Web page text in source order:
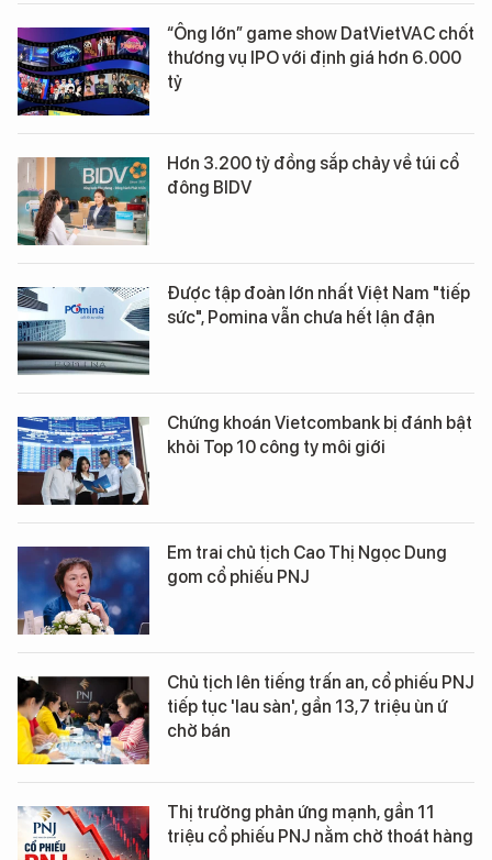
“Ông lớn” game show DatVietVAC chốt
thương vụ IPO với định giá hơn 6.000
tỷ
Hơn 3.200 tỷ đồng sắp chảy về túi cổ
đông BIDV
Được tập đoàn lớn nhất Việt Nam "tiếp
sức", Pomina vẫn chưa hết lận đận
Chứng khoán Vietcombank bị đánh bật
khỏi Top 10 công ty môi giới
Em trai chủ tịch Cao Thị Ngọc Dung
gom cổ phiếu PNJ
Chủ tịch lên tiếng trấn an, cổ phiếu PNJ
tiếp tục 'lau sàn', gần 13,7 triệu ùn ứ
chờ bán
Thị trường phản ứng mạnh, gần 11
triệu cổ phiếu PNJ nằm chờ thoát hàng